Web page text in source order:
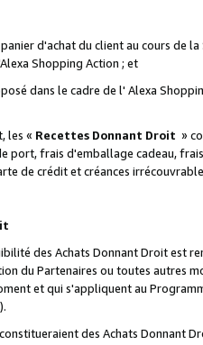
d'achat du client au cours de
Shopping Action ; et
dans le cadre de l' Alexa
les « Recettes Donnant Droit »
port, frais d'emballage cadeau,
de crédit et créances
des Achats Donnant Droit est
du Partenaires ou toutes autres
et qui s'appliquent au
des Achats Donnant